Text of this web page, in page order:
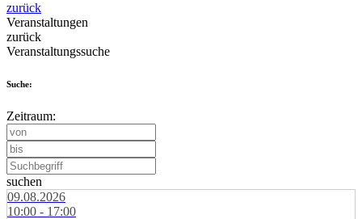
zurück
Veranstaltungen
zurück
Veranstaltungssuche
Suche:
Zeitraum:
suchen
09.08.2026
10:00 - 17:00